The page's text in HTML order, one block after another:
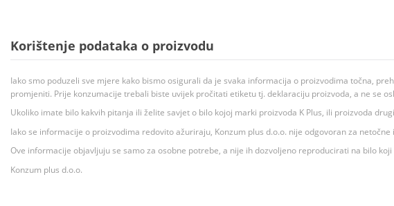
Korištenje podataka o proizvodu
Iako smo poduzeli sve mjere kako bismo osigurali da je svaka informacija o proizvodima točna,
promjeniti. Prije konzumacije trebali biste uvijek pročitati etiketu tj. deklaraciju proizvoda, a ne se
Ukoliko imate bilo kakvih pitanja ili želite savjet o bilo kojoj marki proizvoda K Plus, ili proizvoda
Iako se informacije o proizvodima redovito ažuriraju, Konzum plus d.o.o. nije odgovoran za
Ove informacije objavljuju se samo za osobne potrebe, a nije ih dozvoljeno reproducirati na bilo
Konzum plus d.o.o.